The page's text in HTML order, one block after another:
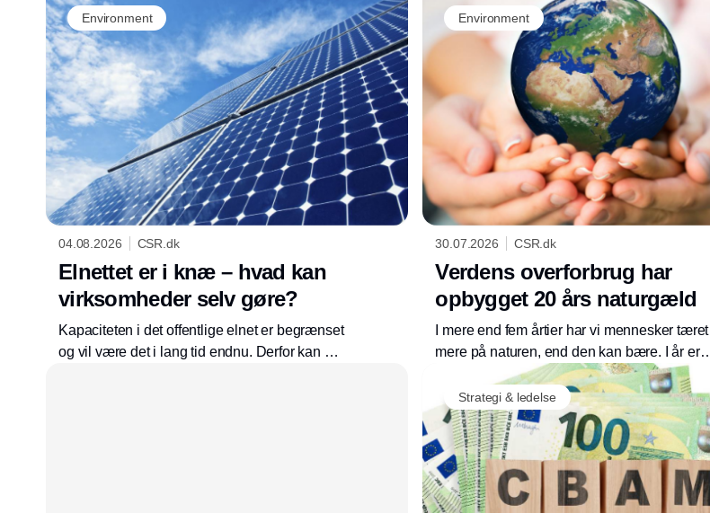
Environment
04.08.2026 CSR.dk
Elnettet er i knæ – hvad kan
virksomheder selv gøre?
Kapaciteten i det offentlige elnet er begrænset
og vil være det i lang tid endnu. Derfor kan det
Environment
30.07.2026 CSR.dk
Verdens overforbrug har
opbygget 20 års naturgæld
I mere end fem årtier har vi mennesker tæret
mere på naturen, end den kan bære. I år er
naturens ressourcer opbrugt for i år allerede
30. juli. Danmark har ét af verdens højeste
aftryk på naturen, og derfor opfordrer WWF
regeringen til at inkludere et mål om at
reducere det danske fodaftryk i den
kommende natur- og biodiversitetslov.
Strategi & ledelse